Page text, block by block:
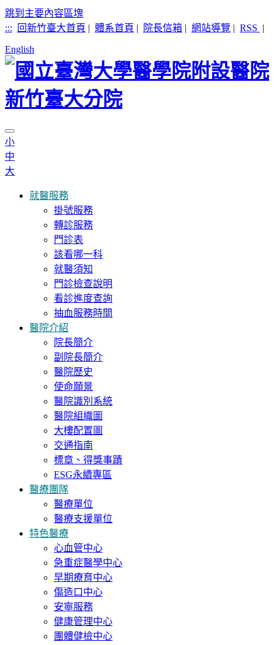
跳到主要內容區塊
:::
回新竹臺大首頁 | 體系首頁 | 院長信箱 | 網站導覽 | RSS |
English
小
中
大
就醫服務
掛號服務
轉診服務
門診表
該看哪一科
就醫須知
門診檢查說明
看診進度查詢
抽血服務時間
醫院介紹
院長簡介
副院長簡介
醫院歷史
使命願景
醫院識別系統
醫院組織圖
大樓配置圖
交通指南
標章、得獎事蹟
ESG永續專區
醫療團隊
醫療單位
醫療支援單位
特色醫療
心血管中心
急重症醫學中心
早期療育中心
傷造口中心
安寧服務
健康管理中心
團體健檢中心